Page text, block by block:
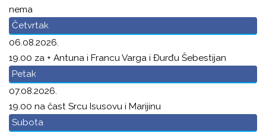
nema
Četvrtak
06.08.2026.
19.00 za + Antuna i Francu Varga i Đurđu Šebestijan
Petak
07.08.2026.
19.00 na čast Srcu Isusovu i Marijinu
Subota